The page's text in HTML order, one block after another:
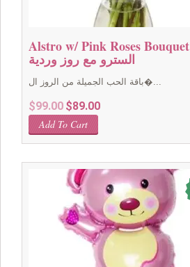
Alstro w/ Pink Roses Bouquet بوكيه
السترو مع روز وردية
باقة الحب الجميلة من الروز ال�...
$99.00 Original
price
was:
$89.00Current
Add To Cart